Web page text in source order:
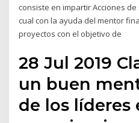
consiste en impartir Acciones
cual con la ayuda del mentor
proyectos con el objetivo de
28 Jul 2019
un buen
de los líderes